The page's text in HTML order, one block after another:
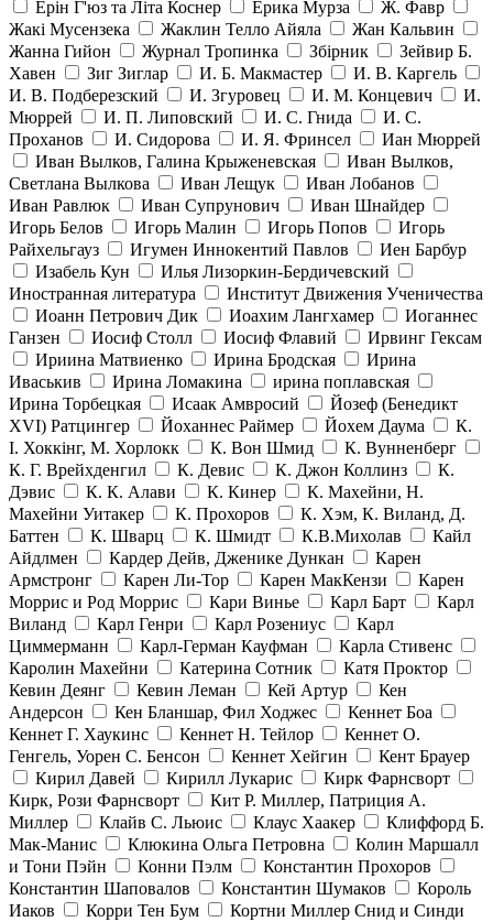
Ерін Г'юз та Літа Коснер Ерика Мурза
Ж. Фавр
Жакі Мусензека
Жаклин Телло Айяла
Жан Кальвин
Жанна Гийон
Журнал Тропинка Збірник
Зейвир Б.
Хавен
Зиг Зиглар И. Б. Макмастер
И. В. Каргель
И. В. Подберезский
И. Згуровец И. М. Концевич
И.
Мюррей
И. П. Липовский И. С. Гнида
И. С.
Проханов
И. Сидорова И. Я. Фринсел
Иан Мюррей
Иван Вылков, Галина Крыженевская
Иван Вылков,
Светлана Вылкова
Иван Лещук
Иван Лобанов
Иван Равлюк
Иван Супрунович
Иван Шнайдер
Игорь Белов
Игорь Малин Игорь Попов
Игорь
Райхельгауз
Игумен Иннокентий Павлов
Иен Барбур
Изабель Кун
Илья Лизоркин-Бердичевский
Иностранная литература
Институт Движения Ученичества
Иоанн Петрович Дик
Иоахим Лангхамер
Иоганнес
Ганзен
Иосиф Столл Иосиф Флавий
Ирвинг Гексам
Ириина Матвиенко
Ирина Бродская
Ирина
Иваськив
Ирина Ломакина
ирина поплавская
Ирина Торбецкая
Исаак Амвросий
Йозеф (Бенедикт
ХVI) Ратцингер
Йоханнес Раймер Йохем Даума
К.
І. Хоккінг, М. Хорлокк
К. Вон Шмид
К. Вунненберг
К. Г. Врейхденгил
К. Девис К. Джон Коллинз
К.
Дэвис
К. К. Алави К. Кинер
К. Махейни, Н.
Махейни Уитакер
К. Прохоров
К. Хэм, К. Виланд, Д.
Баттен
К. Шварц К. Шмидт К.В.Михолав
Кайл
Айдлмен
Кардер Дейв, Дженике Дункан
Карен
Армстронг
Карен Ли-Тор Карен МакКензи
Карен
Моррис и Род Моррис
Кари Винье Карл Барт
Карл
Виланд
Карл Генри Карл Розениус
Карл
Циммерманн
Карл-Герман Кауфман
Карла Стивенс
Каролин Махейни
Катерина Сотник
Катя Проктор
Кевин Деянг
Кевин Леман Кей Артур
Кен
Андерсон
Кен Бланшар, Фил Ходжес
Кеннет Боа
Кеннет Г. Хаукинс
Кеннет Н. Тейлор
Кеннет О.
Генгель, Уорен С. Бенсон
Кеннет Хейгин
Кент Брауер
Кирил Давей
Кирилл Лукарис
Кирк Фарнсворт
Кирк, Рози Фарнсворт
Кит Р. Миллер, Патриция А.
Миллер
Клайв С. Льюис Клаус Хаакер
Клиффорд Б.
Мак-Манис
Клюкина Ольга Петровна
Колин Маршалл
и Тони Пэйн
Конни Пэлм
Константин Прохоров
Константин Шаповалов
Константин Шумаков
Король
Иаков
Корри Тен Бум
Кортни Миллер Снид и Синди